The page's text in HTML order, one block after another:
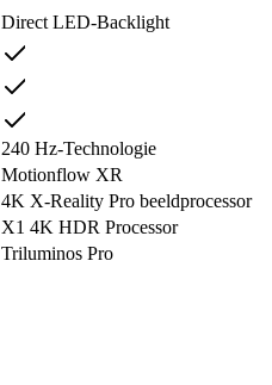
Direct LED-Backlight
240 Hz-Technologie
Motionflow XR
4K X-Reality Pro beeldprocessor
X1 4K HDR Processor
Triluminos Pro